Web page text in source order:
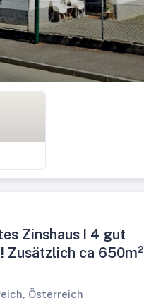
Zinshaus ! 4 gut
Zusätzlich ca 650m²
Österreich